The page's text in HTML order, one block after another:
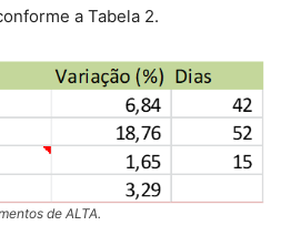
a Tabela 2.
de ALTA.